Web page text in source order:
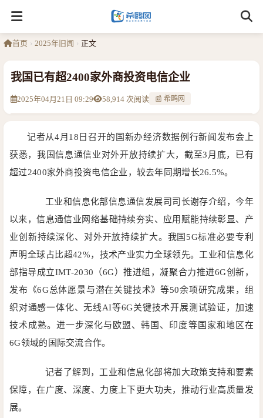
首页 › 2025年旧闻 › 正文
我国已有超2400家外商投资电信企业
2025年04月21日 09:29 58,914 次阅读 📰 希鸥网
记者从4月18日召开的国新办经济数据例行新闻发布会上
获悉，我国信息通信业对外开放持续扩大，截至3月底，已有
超过2400家外商投资电信企业，较去年同期增长26.5%。
工业和信息化部信息通信发展司司长谢存介绍，今年
以来，信息通信业网络基础持续夯实、应用赋能持续彰显、产
业创新持续深化、对外开放持续扩大。我国5G标准必要专利
声明全球占比超42%，技术产业实力全球领先。工业和信息化
部指导成立IMT-2030（6G）推进组，凝聚合力推进6G创新，
发布《6G总体愿景与潜在关键技术》等50余项研究成果，组
织对通感一体化、无线AI等6G关键技术开展测试验证，加速
技术成熟。进一步深化与欧盟、韩国、印度等国家和地区在
6G领域的国际交流合作。
记者了解到，工业和信息化部将加大政策支持和要素
保障，在广度、深度、力度上下更大功夫，推动行业高质量发
展。